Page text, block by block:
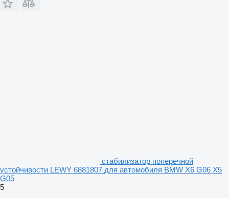
стабилизатор поперечной
устойчивости LEWY 6881807 для автомобиля BMW X6 G06 X5
G05
5